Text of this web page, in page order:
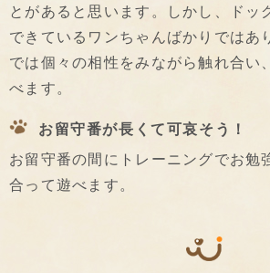
とがあると思います。しかし、ドッ
できているワンちゃんばかりではあ
では個々の相性をみながら触れ合い
べます。
お留守番が長くて可哀そう！
お留守番の間にトレーニングでお勉
合って遊べます。